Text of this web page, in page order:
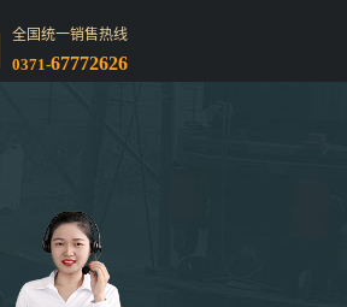
全国统一销售热线
0371-67772626